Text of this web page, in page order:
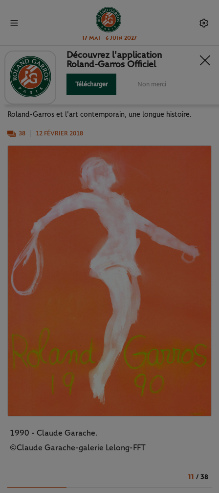
17 Mai - 6 Juin 2027
QUAND ROLAND-GARROS
S'AFFICHE
Roland-Garros et l'art contemporain, une longue histoire.
38 12 FÉVRIER 2018
1990 - Claude Garache.
©Claude Garache-galerie Lelong-FFT
11 / 38
Découvrez l'application
Roland-Garros Officiel
Télécharger Non merci